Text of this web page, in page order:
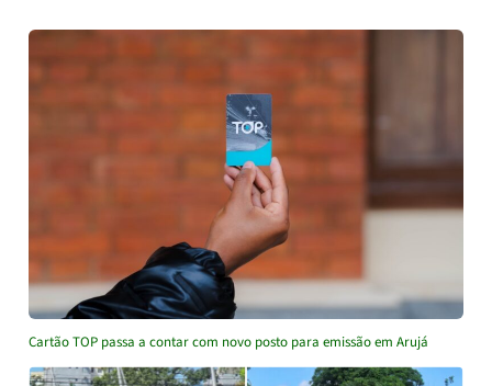
Cartão TOP passa a contar com novo posto para emissão em Arujá